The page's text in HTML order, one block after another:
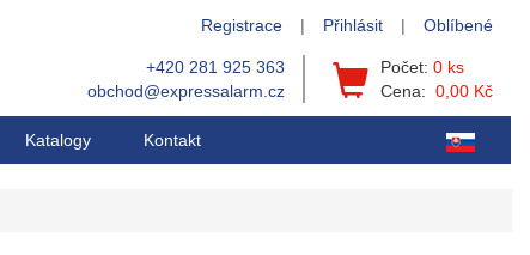
Registrace | Přihlásit | Oblíbené
+420 281 925 363
obchod@expressalarm.cz
Počet: 0 ks
Cena: 0,00 Kč
Katalogy Kontakt